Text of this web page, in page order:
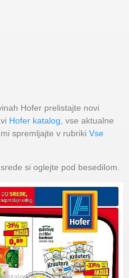
Hofer prelistajte novi
Hofer katalog , vse aktualne
spremljajte v rubriki Vse
si oglejte pod besedilom.